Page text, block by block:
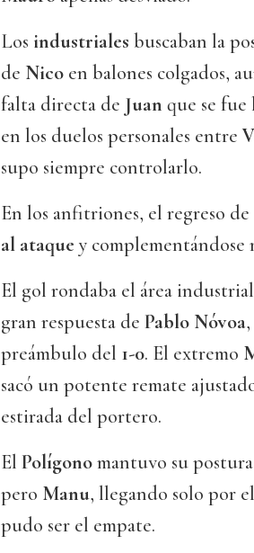
Los industriales buscaban la
de Nico en balones colgados,
falta directa de Juan que se fue
en los duelos personales entre
supo siempre controlarlo.
En los anfitriones, el regreso de
al ataque y complementándose
El gol rondaba el área
gran respuesta de Pablo Nóvoa
preámbulo del 1-0. El extremo
sacó un potente remate
estirada del portero.
El Polígonomantuvo su
pero Manu, llegando solo por
pudo ser el empate.